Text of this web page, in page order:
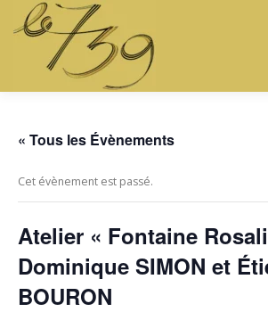
LES ATELIERS
CONTACTEZ-NOUS
« Tous les Évènements
Cet évènement est passé.
Atelier « Fontaine
Dominique SIMON et
BOURON